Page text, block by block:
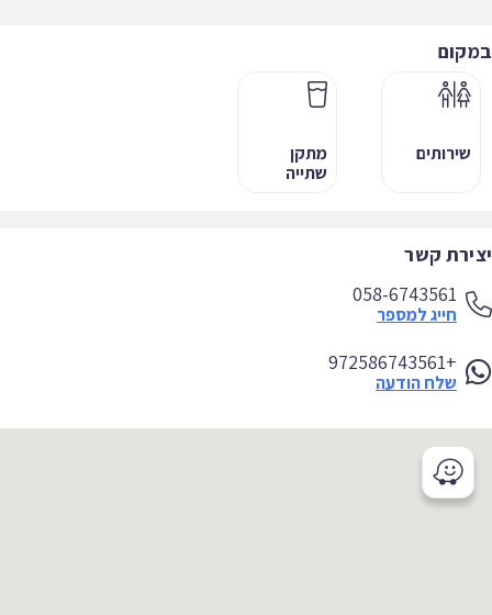
שירותים
מתקן
שתייה
קשר
058-6743561
חייג למספר
+972586743561
שלח הודעה